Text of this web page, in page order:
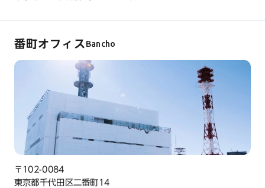
番町オフィス Bancho
〒102-0084
東京都千代田区二番町14